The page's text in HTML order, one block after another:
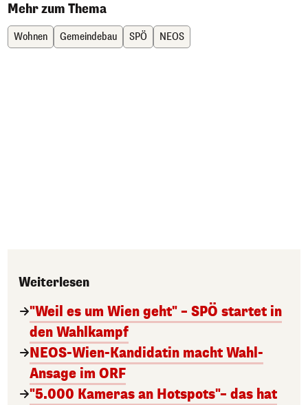
Mehr zum Thema
Wohnen Gemeindebau SPÖ NEOS
Weiterlesen
"Weil es um Wien geht" – SPÖ startet in
den Wahlkampf
NEOS-Wien-Kandidatin macht Wahl-
Ansage im ORF
"5.000 Kameras an Hotspots"– das hat